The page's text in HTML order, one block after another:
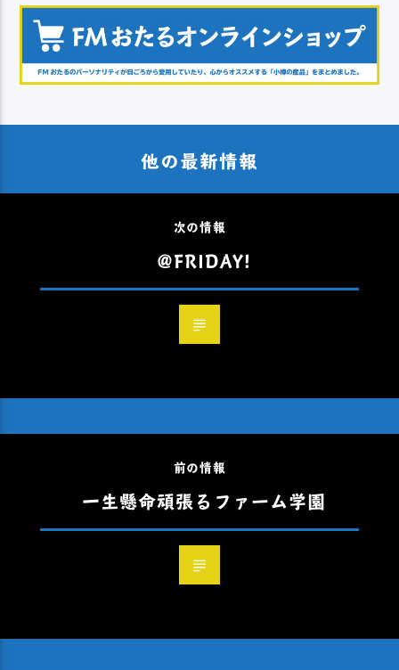
他の最新情報
次の情報
@FRIDAY!
前の情報
一生懸命頑張るファーム学園